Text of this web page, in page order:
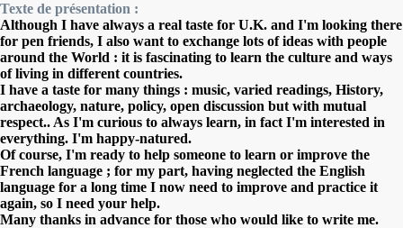
Texte de présentation :
Although I have always a real taste for U.K. and I'm looking there
for pen friends, I also want to exchange lots of ideas with people
around the World : it is fascinating to learn the culture and ways
of living in different countries.
I have a taste for many things : music, varied readings, History,
archaeology, nature, policy, open discussion but with mutual
respect.. As I'm curious to always learn, in fact I'm interested in
everything. I'm happy-natured.
Of course, I'm ready to help someone to learn or improve the
French language ; for my part, having neglected the English
language for a long time I now need to improve and practice it
again, so I need your help.
Many thanks in advance for those who would like to write me.